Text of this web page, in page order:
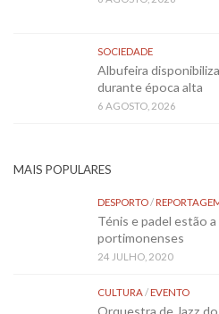
SOCIEDADE
Albufeira
durante época alta
6 AGOSTO, 2026
MAIS POPULARES
DESPORTO/
Ténis e padel estão
portimonenses
24 JULHO, 2020
CULTURA/EVENTO